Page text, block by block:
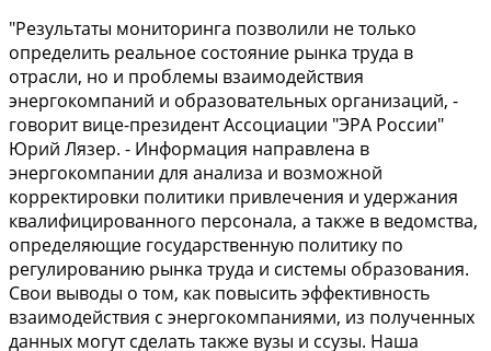
"Результаты мониторинга позволили не только
определить реальное состояние рынка труда в
отрасли, но и проблемы взаимодействия
энергокомпаний и образовательных организаций, -
говорит вице-президент Ассоциации "ЭРА России"
Юрий Лязер. - Информация направлена в
энергокомпании для анализа и возможной
корректировки политики привлечения и удержания
квалифицированного персонала, а также в ведомства,
определяющие государственную политику по
регулированию рынка труда и системы образования.
Свои выводы о том, как повысить эффективность
взаимодействия с энергокомпаниями, из полученных
данных могут сделать также вузы и ссузы. Наша